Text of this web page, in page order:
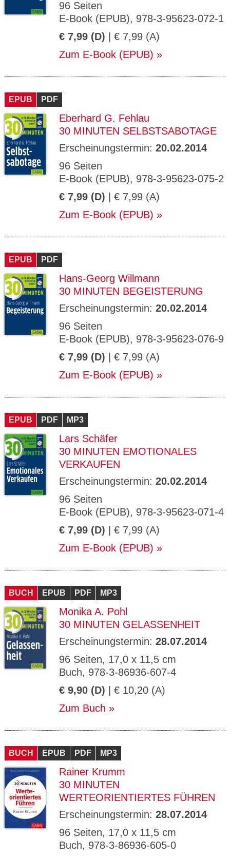
96 Seiten
E-Book (EPUB), 978-3-95623-072-1
€ 7,99 (D) | € 7,99 (A)
Zum E-Book (EPUB)
EPUB PDF
Eberhard G. Fehlau
30 MINUTEN SELBSTSABOTAGE
Erscheinungstermin: 20.02.2014
96 Seiten
E-Book (EPUB), 978-3-95623-075-2
€ 7,99 (D) | € 7,99 (A)
Zum E-Book (EPUB)
EPUB PDF
Hans-Georg Willmann
30 MINUTEN BEGEISTERUNG
Erscheinungstermin: 20.02.2014
96 Seiten
E-Book (EPUB), 978-3-95623-076-9
€ 7,99 (D) | € 7,99 (A)
Zum E-Book (EPUB)
EPUB PDF MP3
Lars Schäfer
30 MINUTEN EMOTIONALES
VERKAUFEN
Erscheinungstermin: 20.02.2014
96 Seiten
E-Book (EPUB), 978-3-95623-071-4
€ 7,99 (D) | € 7,99 (A)
Zum E-Book (EPUB)
BUCH EPUB PDF MP3
Monika A. Pohl
30 MINUTEN GELASSENHEIT
Erscheinungstermin: 28.07.2014
96 Seiten, 17,0 x 11,5 cm
Buch, 978-3-86936-607-4
€ 9,90 (D) | € 10,20 (A)
Zum Buch
BUCH EPUB PDF MP3
Rainer Krumm
30 MINUTEN
WERTEORIENTIERTES FÜHREN
Erscheinungstermin: 28.07.2014
96 Seiten, 17,0 x 11,5 cm
Buch, 978-3-86936-605-0